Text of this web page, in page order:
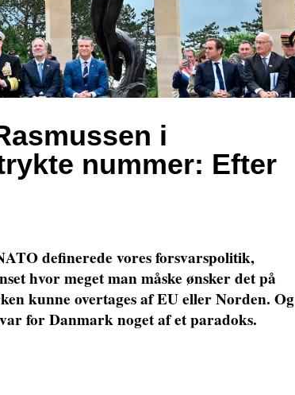
i
nummer: Efter
definerede vores forsvarspolitik,
hvor meget man måske ønsker det på
kunne overtages af EU eller Norden. Og
for Danmark noget af et paradoks.